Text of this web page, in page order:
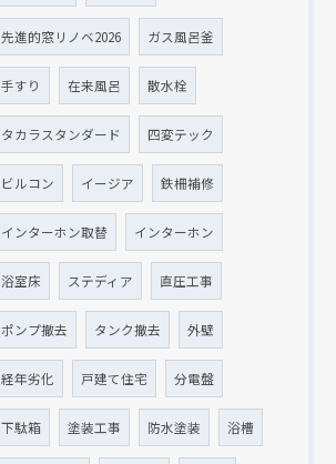
先進的窓リノベ2026 ガス風呂釜
手すり 在来風呂 散水栓
タカラスタンダード 四変テック
ビルコン イージア 鉄柵補修
インターホン取替 インターホン
浴室床 ステディア 直圧工事
ポンプ撤去 タンク撤去 外壁
経年劣化 戸建て住宅 分電盤
下駄箱 塗装工事 防水塗装 浴槽